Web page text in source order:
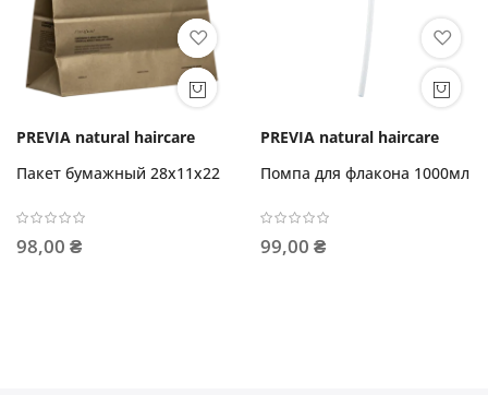
PREVIA natural haircare
Пакет бумажный 28x11x22
98,00 ₴
PREVIA natural haircare
Помпа для флакона 1000мл
99,00 ₴